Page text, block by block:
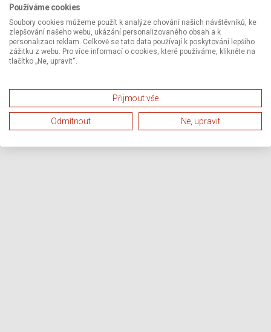
Používáme cookies
Soubory cookies můžeme použít k analýze chování našich návštěvníků, ke
zlepšování našeho webu, ukázání personalizovaného obsah a k
personalizaci reklam. Celkově se tato data používají k poskytování lepšího
zážitku z webu. Pro více informací o cookies, které používáme, klikněte na
tlačítko „Ne, upravit“.
Přijmout vše
Odmítnout Ne, upravit